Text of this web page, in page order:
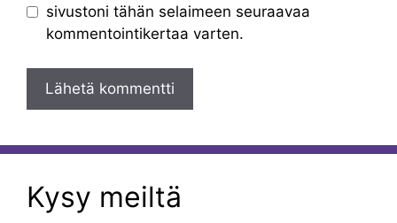
sivustoni tähän selaimeen seuraavaa
kommentointikertaa varten.
Kysy meiltä